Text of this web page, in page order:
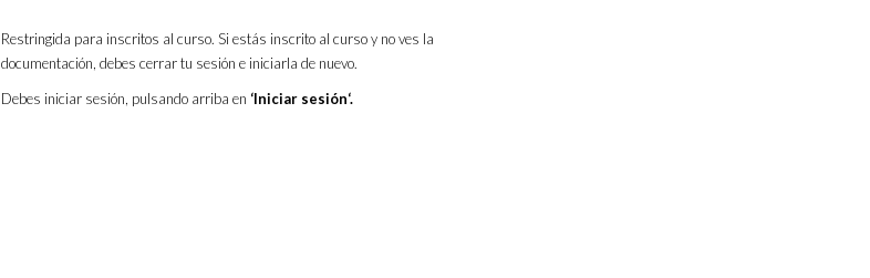
Restringida para inscritos al curso. Si estás inscrito al curso y no ves la
documentación, debes cerrar tu sesión e iniciarla de nuevo.
Debes iniciar sesión, pulsando arriba en ‘Iniciar sesión‘.